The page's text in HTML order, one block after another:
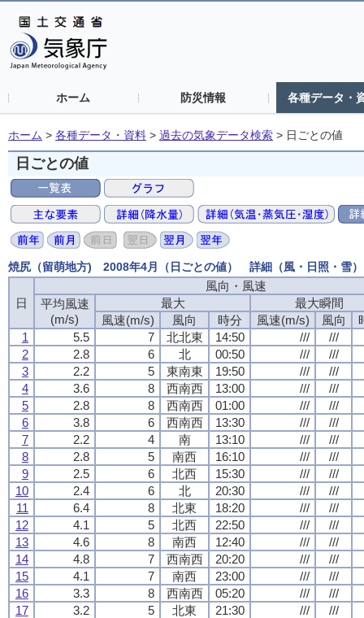
ホーム 防災情報 各種データ・
ホーム > 各種データ・資料 > 過去の気象データ検索 > 日ごとの値
日ごとの値
焼尻（留萌地方) 2008年4月（日ごとの値） 詳細（風・日照・雪）
日
風向・風速
平均風速
(m/s)
最大
最大瞬間
風速(m/s)
風向 時分 風速(m/s) 風向
1
5.5 7 北北東 14:50 ///
///
2
2.8 6 北 00:50 ///
///
3
2.2 5 東南東 19:50 ///
///
4
3.6 8 西南西 13:00 ///
///
5
2.8 8 西南西 01:00 ///
///
6
3.8 6 西南西 13:30 ///
///
7
2.2 4 南 13:10 ///
///
8
2.8 5 南西 16:10 ///
///
9
2.5 6 北西 15:30 ///
///
10
2.4 6 北 20:30 ///
///
11
6.4 8 北東 18:20 ///
///
12
4.1 5 北西 22:50 ///
///
13
4.6 8 南西 12:40 ///
///
14
4.8 7 西南西 20:20 ///
///
15
4.1 7 南西 23:00 ///
///
16
3.3 8 西南西 05:20 ///
///
17
3.2 5 北東 21:30 ///
///
日
風向・風速
平均風速
(m/s)
最大
最大瞬間
風速(m/s)
風向 時分 風速(m/s) 風向
1
5.5 7 北北東 14:50 ///
///
2
2.8 6 北 00:50 ///
///
3
2.2 5 東南東 19:50 ///
///
4
3.6 8 西南西 13:00 ///
///
5
2.8 8 西南西 01:00 ///
///
6
3.8 6 西南西 13:30 ///
///
7
2.2 4 南 13:10 ///
///
8
2.8 5 南西 16:10 ///
///
9
2.5 6 北西 15:30 ///
///
10
2.4 6 北 20:30 ///
///
11
6.4 8 北東 18:20 ///
///
12
4.1 5 北西 22:50 ///
///
13
4.6 8 南西 12:40 ///
///
14
4.8 7 西南西 20:20 ///
///
15
4.1 7 南西 23:00 ///
///
16
3.3 8 西南西 05:20 ///
///
17
3.2 5 北東 21:30 ///
///
日
風向・風速
平均風速
(m/s)
最大
最大瞬間
風速(m/s)
風向 時分 風速(m/s) 風向
1
5.5 7 北北東 14:50 ///
///
2
2.8 6 北 00:50 ///
///
3
2.2 5 東南東 19:50 ///
///
4
3.6 8 西南西 13:00 ///
///
5
2.8 8 西南西 01:00 ///
///
6
3.8 6 西南西 13:30 ///
///
7
2.2 4 南 13:10 ///
///
8
2.8 5 南西 16:10 ///
///
9
2.5 6 北西 15:30 ///
///
10
2.4 6 北 20:30 ///
///
11
6.4 8 北東 18:20 ///
///
12
4.1 5 北西 22:50 ///
///
13
4.6 8 南西 12:40 ///
///
14
4.8 7 西南西 20:20 ///
///
15
4.1 7 南西 23:00 ///
///
16
3.3 8 西南西 05:20 ///
///
17
3.2 5 北東 21:30 ///
///
日
風向・風速
平均風速
(m/s)
最大
最大瞬間
風速(m/s)
風向 時分 風速(m/s) 風向
1
5.5 7 北北東 14:50 ///
///
2
2.8 6 北 00:50 ///
///
3
2.2 5 東南東 19:50 ///
///
4
3.6 8 西南西 13:00 ///
///
5
2.8 8 西南西 01:00 ///
///
6
3.8 6 西南西 13:30 ///
///
7
2.2 4 南 13:10 ///
///
8
2.8 5 南西 16:10 ///
///
9
2.5 6 北西 15:30 ///
///
10
2.4 6 北 20:30 ///
///
11
6.4 8 北東 18:20 ///
///
12
4.1 5 北西 22:50 ///
///
13
4.6 8 南西 12:40 ///
///
14
4.8 7 西南西 20:20 ///
///
15
4.1 7 南西 23:00 ///
///
16
3.3 8 西南西 05:20 ///
///
17
3.2 5 北東 21:30 ///
///